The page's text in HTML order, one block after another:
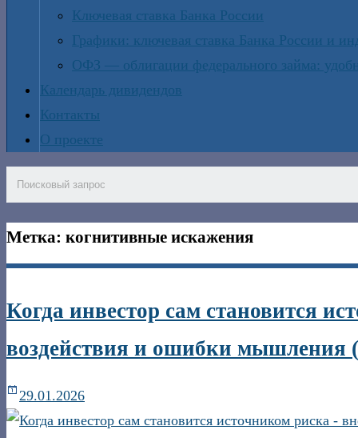
Ключевая ставка Банка России
Графики: ключевая ставка Банка России и
ОФЗ — облигации федерального займа:
Календарь дивидендов
Контакты
О проекте
Метка: когнитивные искажения
Когда инвестор сам становится
воздействия и ошибки мышления
29.01.2026